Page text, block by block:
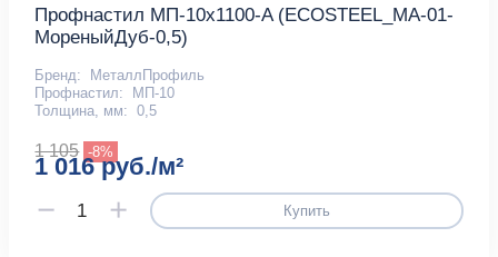
Профнастил МП-10x1100-A (ECOSTEEL_MA-01-
МореныйДуб-0,5)
Бренд:
МеталлПрофиль
Профнастил:
МП-10
Толщина, мм: 0,5
1 105 -8%
1 016 руб./м²
Купить